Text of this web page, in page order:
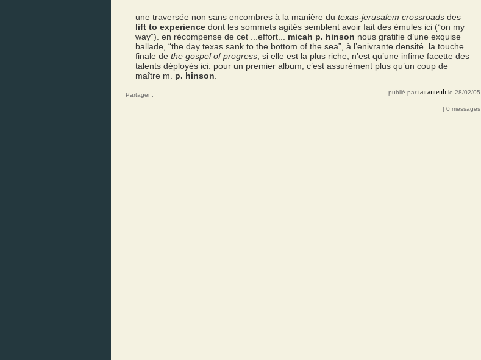
une traversée non sans encombres à la manière du texas-jerusalem crossroads des
lift to experience dont les sommets agités semblent avoir fait des émules ici (“on my
way”). en récompense de cet ...effort... micah p. hinson nous gratifie d’une exquise
ballade, “the day texas sank to the bottom of the sea”, à l’enivrante densité. la touche
finale de the gospel of progress , si elle est la plus riche, n’est qu’une infime facette des
talents déployés ici. pour un premier album, c’est assurément plus qu’un coup de
maître m. p. hinson
Partager : publié par tairanteuh le 28/02/05
| 0 messages